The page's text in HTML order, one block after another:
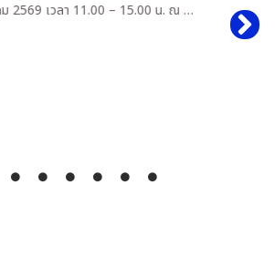
เวลา 11.00 – 15.00 น. ณ …